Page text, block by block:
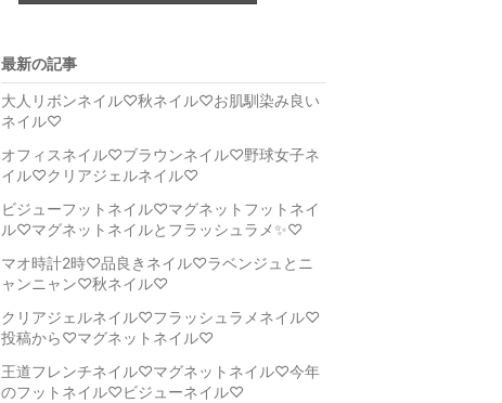
最新の記事
大人リボンネイル♡秋ネイル♡お肌馴染み良い
ネイル♡
オフィスネイル♡ブラウンネイル♡野球女子ネ
イル♡クリアジェルネイル♡
ビジューフットネイル♡マグネットフットネイ
ル♡マグネットネイルとフラッシュラメ✨♡
マオ時計2時♡品良きネイル♡ラベンジュとニ
ャンニャン♡秋ネイル♡
クリアジェルネイル♡フラッシュラメネイル♡
投稿から♡マグネットネイル♡
王道フレンチネイル♡マグネットネイル♡今年
のフットネイル♡ビジューネイル♡